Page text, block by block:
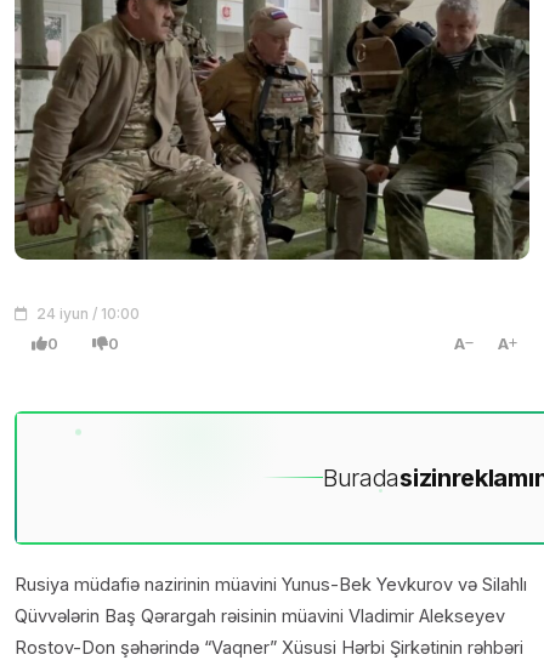
24 iyun / 10:00
0 0 A A
Buradasizin
Rusiya müdafiə nazirinin müavini Yunus-Bek Yevkurov və Silahlı
Qüvvələrin Baş Qərargah rəisinin müavini Vladimir Alekseyev
Rostov-Don şəhərində “Vaqner” Xüsusi Hərbi Şirkətinin rəhbəri